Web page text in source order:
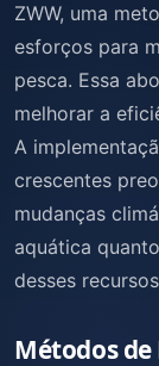
ZWW, uma
esforços para
pesca. Essa
melhorar a
A
crescentes
mudanças
aquática
desses
Métodos de